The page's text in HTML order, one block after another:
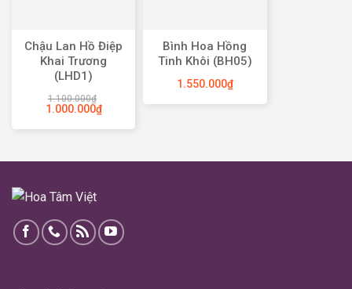
Chậu Lan Hồ Điệp
Khai Trương
(LHD1)
1.100.000₫
1.000.000₫
Bình Hoa Hồng
Tinh Khôi (BH05)
1.550.000₫